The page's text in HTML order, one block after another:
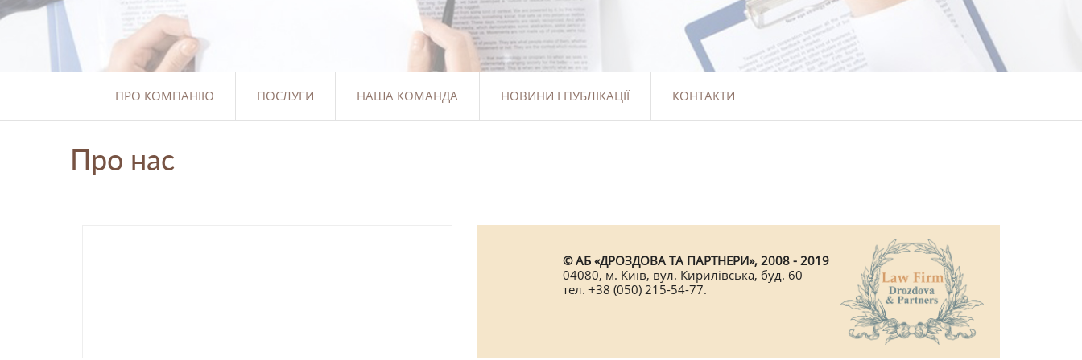
ПРО КОМПАНІЮ ПОСЛУГИ НАША КОМАНДА НОВИНИ І ПУБЛІКАЦІЇ КОНТАКТИ
Про нас
© АБ «ДРОЗДОВА ТА ПАРТНЕРИ», 2008 - 2019
04080, м. Київ, вул. Кирилівська, буд. 60
тел. +38 (050) 215-54-77.